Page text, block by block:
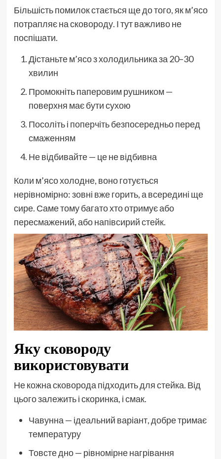
Більшість помилок стається ще до того, як м’ясо
потрапляє на сковороду. І тут важливо не
поспішати.
Дістаньте м’ясо з холодильника за 20–30
хвилин
Промокніть паперовим рушником —
поверхня має бути сухою
Посоліть і поперчіть безпосередньо перед
смаженням
Не відбивайте — це не відбивна
Коли м’ясо холодне, воно готується
нерівномірно: зовні вже горить, а всередині ще
сире. Саме тому багато хто отримує або
пересмажений, або напівсирий стейк.
Яку сковороду
використовувати
Не кожна сковорода підходить для стейка. Від
цього залежить і скоринка, і смак.
Чавунна — ідеальний варіант, добре тримає
температуру
Товсте дно — рівномірне нагрівання